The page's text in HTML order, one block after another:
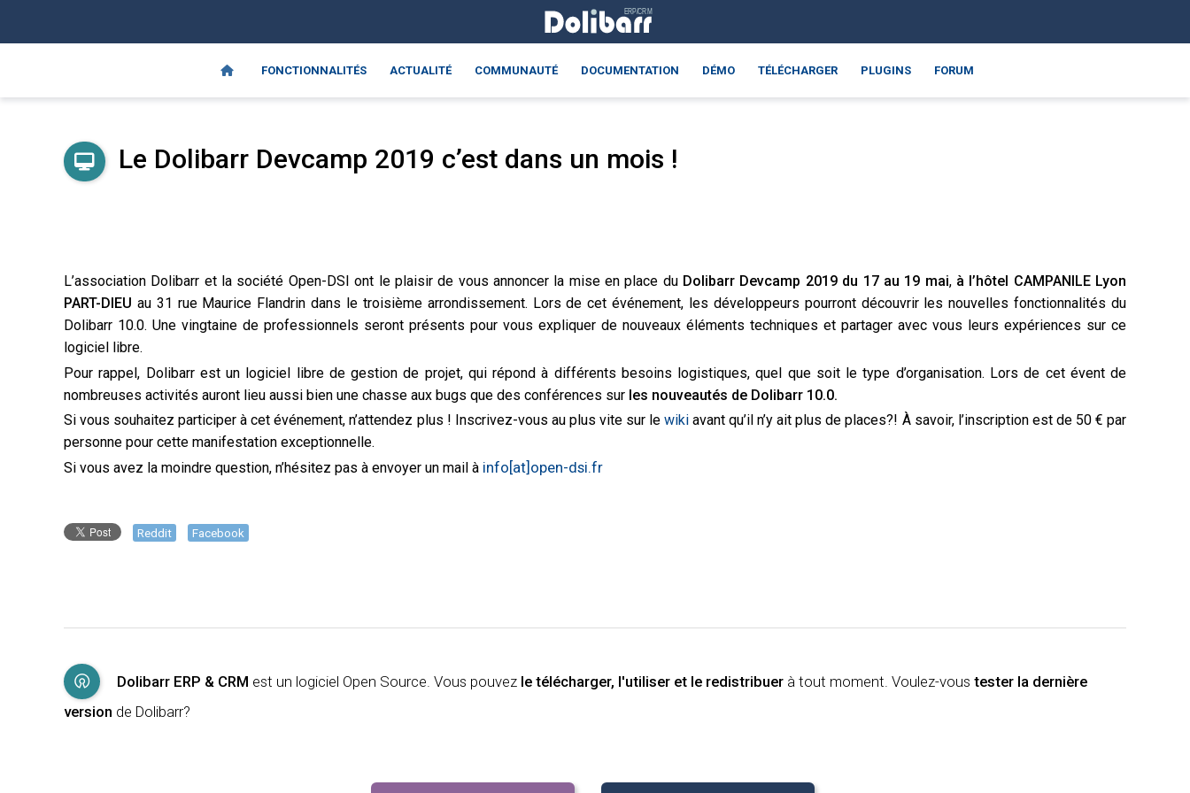
FONCTIONNALITÉS ACTUALITÉ COMMUNAUTÉ DOCUMENTATION DÉMO TÉLÉCHARGER PLUGINS FORUM
Le Dolibarr Devcamp 2019 c’est dans un mois !
L’association Dolibarr et la société Open-DSIont le plaisir de vous annoncer la mise en place du Dolibarr Devcamp 2019 du 17 au 19 mai, à l’hôtel CAMPANILE Lyon
PART-DIEU au 31 rue Maurice Flandrin dans le troisième arrondissement. Lors de cetévénement, les développeurs pourront découvrir les nouvelles fonctionnalités du
Dolibarr 10.0. Une vingtaine de professionnels seront présents pour vous expliquer de nouveaux éléments techniques et partager avec vous leurs expériences sur ce
logiciel libre.
Pour rappel, Dolibarr est un logiciel libre de gestion de projet, quirépond à différents besoins logistiques, quel que soit letype d’organisation. Lors de cetéventde
nombreuses activités auront lieu aussi bien une chasse aux bugs que des conférences sur les nouveautés de Dolibarr 10.0.
Si vous souhaitez participer à cet événement, n’attendez plus ! Inscrivez-vous au plus vite sur lewiki avant qu’il n’y ait plus de places?! Àsavoir, l ’inscription estde 50 € par
personne pour cette manifestation exceptionnelle.
Si vous avez la moindre question, n’hésitez pas à envoyer un mail à info[at]open-dsi.fr
Reddit Facebook
Dolibarr ERP & CRM est un logiciel Open Source. Vous pouvez le télécharger, l'utiliser et le redistribuer à tout moment. Voulez-vous tester la dernière
version de Dolibarr?